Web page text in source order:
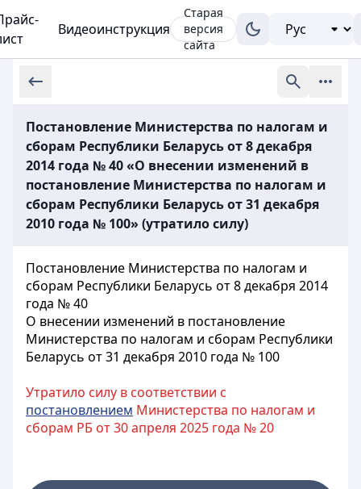
Видеоинструкция
Старая
версия
сайта
Постановление Министерства по налогам и
сборам Республики Беларусь от 8 декабря
2014 года № 40 «О внесении изменений в
постановление Министерства по налогам и
сборам Республики Беларусь от 31 декабря
2010 года № 100» (утратило силу)
Постановление Министерства по налогам и
сборам Республики Беларусь от 8 декабря 2014
года № 40
О внесении изменений в постановление
Министерства по налогам и сборам Республики
Беларусь от 31 декабря 2010 года № 100
Утратило силу в соответствии с
постановлением Министерства по налогам и
сборам РБ от 30 апреля 2025 года № 20